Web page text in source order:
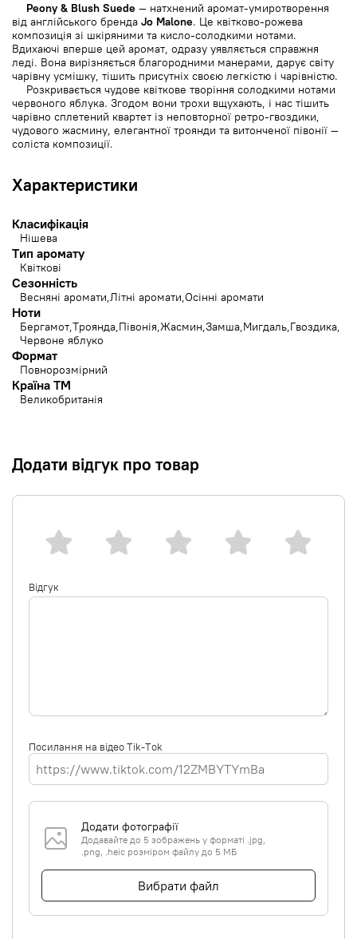
Peony & Blush Suede — натхнений аромат-умиротворення
від англійського бренда Jo Malone. Це квітково-рожева
композиція зі шкіряними та кисло-солодкими нотами.
Вдихаючі вперше цей аромат, одразу уявляється справжня
леді. Вона вирізняється благородними манерами, дарує світу
чарівну усмішку, тішить присутніх своєю легкістю і чарівністю.
Розкривається чудове квіткове творіння солодкими нотами
червоного яблука. Згодом вони трохи вщухають, і нас тішить
чарівно сплетений квартет із неповторної ретро-гвоздики,
чудового жасмину, елегантної троянди та витонченої півонії —
соліста композиції.
Характеристики
Класифікація
Нішева
Тип аромату
Квіткові
Сезонність
Весняні аромати Літні аромати Осінні аромати
Ноти
Бергамот Троянда Півонія Жасмин Замша Мигдаль Гвоздика
Червоне яблуко
Формат
Повнорозмірний
Країна ТМ
Великобританія
Додати відгук про товар
Відгук
Посилання на відео Tik-Tok
Додати фотографії
Додавайте до 5 зображень у форматі .jpg,
.png, .heic розміром файлу до 5 МБ
Вибрати файл